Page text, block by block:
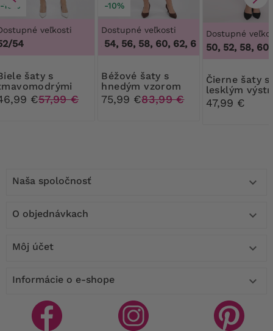
-19%
veľkosti
54
s
€57,99 €
-10%
Dostupné veľkosti
48, 50, 52, 54, 56, 58, 60, 62, 64 48, 50, 52,
Béžové šaty s
hnedým vzorom
75,99 €83,99 €
Dostupné
50, 52, 58, 60
Čierne šaty s
lesklým
47,99 €
Naša spoločnosť 
O objednávkach 
Môj účet 
Informácie o e-shope 